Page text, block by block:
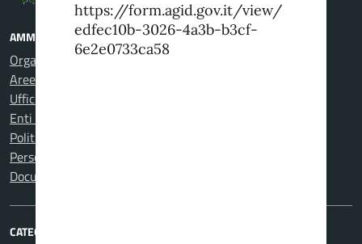
https://form.agid.gov.it/view/
edfec10b-3026-4a3b-b3cf-
6e2e0733ca58
AMMINISTRAZIONE
Organi di governo
Aree amministrative
Uffici
Enti e fondazioni
Politici
Personale amministrativo
Documenti e dati
CATEGORIE DI SERVIZIO